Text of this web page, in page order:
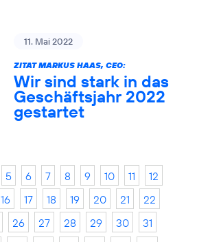
11. Mai 2022
ZITAT MARKUS HAAS, CEO:
Wir sind stark in das
Geschäftsjahr 2022
gestartet
5 6 7 8 9 10 11
12
16 17 18 19 20 21
22
26 27 28 29 30
31